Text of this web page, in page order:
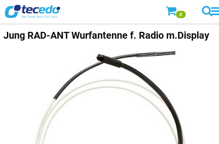
0
Jung RAD-ANT Wurfantenne f. Radio m.Display